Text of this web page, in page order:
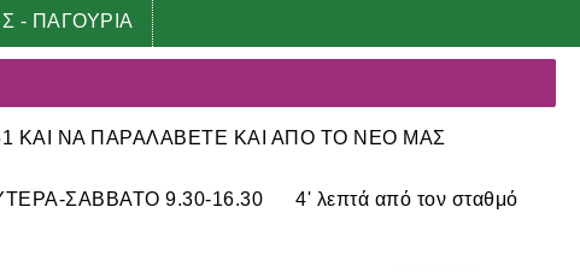
- ΠΑΓΟΥΡΙΑ
ΚΑΙ ΝΑ ΠΑΡΑΛΑΒΕΤΕ ΚΑΙ ΑΠΟ ΤΟ ΝΕΟ ΜΑΣ
ΣΑΒΒΑΤΟ 9.30-16.30 4' λεπτά από τον σταθμό